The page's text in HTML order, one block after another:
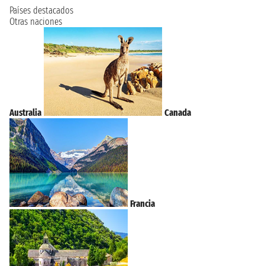
Países destacados
Otras naciones
Australia Canada
Francia